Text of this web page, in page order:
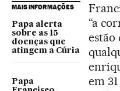
MAIS INFORMAÇÕES
Papa alerta
sobre as 15
doenças que
atingem a Cúria
Papa
“a
estão
em